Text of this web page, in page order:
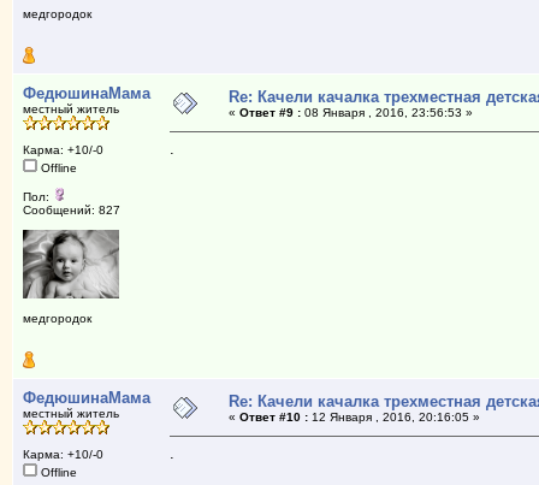
медгородок
ФедюшинаМама
местный житель
Карма: +10/-0
Offline
Пол:
Сообщений: 827
медгородок
Re: Качели качалка трехместная
« Ответ #9 :08 Января , 2016, 23:56:53 »
.
ФедюшинаМама
местный житель
Карма: +10/-0
Offline
Re: Качели качалка трехместная
« Ответ #10 :12 Января , 2016, 20:16:05 »
.